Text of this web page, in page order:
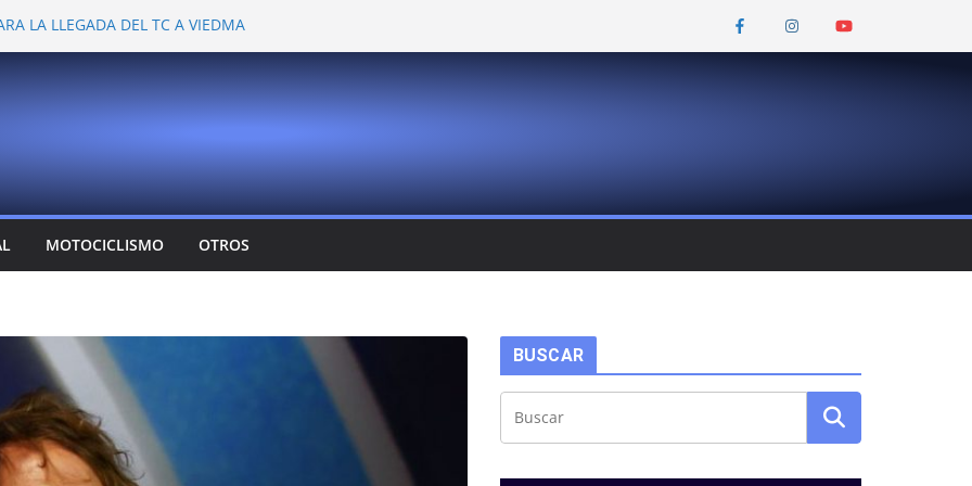
LA LLEGADA DEL TC A VIEDMA
EN LA PLATA
VER A TANTOS PILOTOS
DEJÓ CAMBIOS EN LOS CAMPEONATOS
CONFIRMA SU REGRESO AL TOP RACE
MOTOCICLISMO OTROS
BUSCAR